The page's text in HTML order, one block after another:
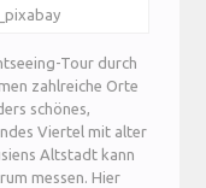
Tour durch
zahlreiche Orte
schönes,
Viertel mit alter
Altstadt kann
messen. Hier